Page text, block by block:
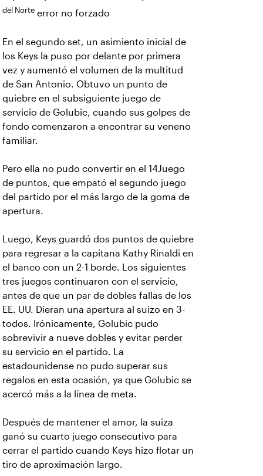
del Norte error no forzado
En el segundo set, un asimiento inicial de
los Keys la puso por delante por primera
vez y aumentó el volumen de la multitud
de San Antonio. Obtuvo un punto de
quiebre en el subsiguiente juego de
servicio de Golubic, cuando sus golpes de
fondo comenzaron a encontrar su veneno
familiar.
Pero ella no pudo convertir en el 14Juego
de puntos, que empató el segundo juego
del partido por el más largo de la goma de
apertura.
Luego, Keys guardó dos puntos de quiebre
para regresar a la capitana Kathy Rinaldi en
el banco con un 2-1 borde. Los siguientes
tres juegos continuaron con el servicio,
antes de que un par de dobles fallas de los
EE. UU. Dieran una apertura al suizo en 3-
todos. Irónicamente, Golubic pudo
sobrevivir a nueve dobles y evitar perder
su servicio en el partido. La
estadounidense no pudo superar sus
regalos en esta ocasión, ya que Golubic se
acercó más a la línea de meta.
Después de mantener el amor, la suiza
ganó su cuarto juego consecutivo para
cerrar el partido cuando Keys hizo flotar un
tiro de aproximación largo.